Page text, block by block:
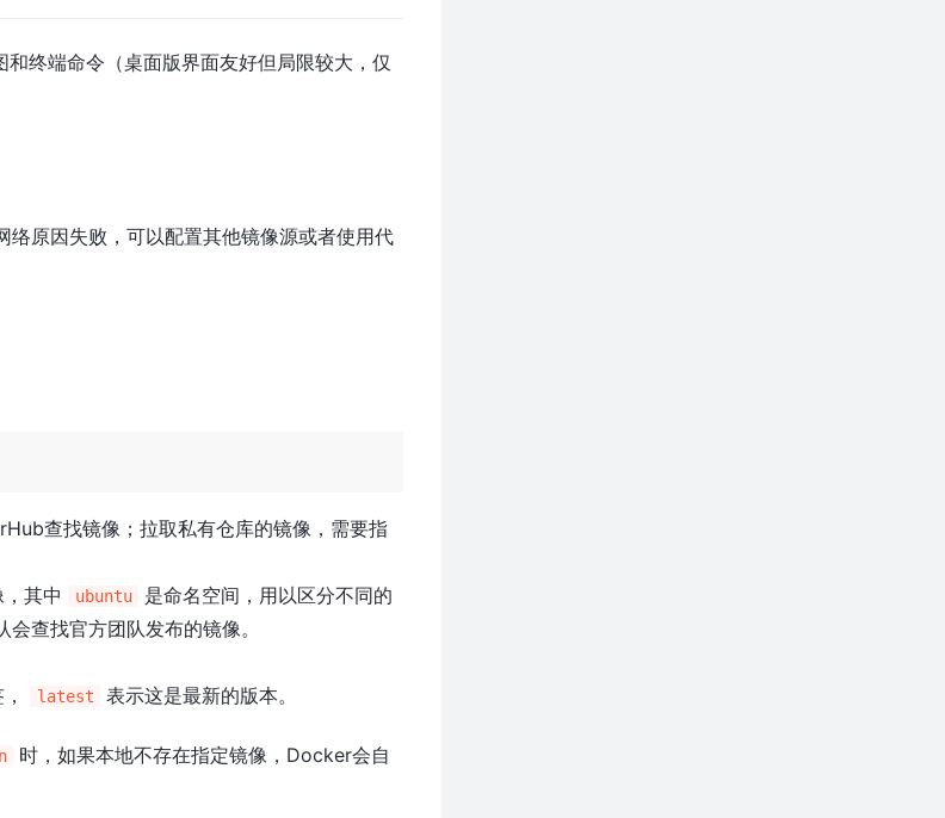
终端命令（桌面版界面友好但局限较大，仅
原因失败，可以配置其他镜像源或者使用代
查找镜像；拉取私有仓库的镜像，需要指
其中 ubuntu
是命名空间，用以区分不同的
查找官方团队发布的镜像。
latest 表示这是最新的版本。
时，如果本地不存在指定镜像，Docker会自